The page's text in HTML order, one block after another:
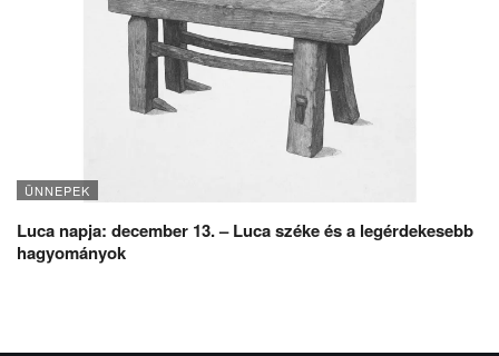
ÜNNEPEK
Luca napja: december 13. – Luca széke és a legérdekesebb
hagyományok